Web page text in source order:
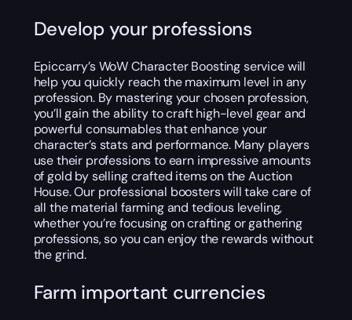
Develop your professions
Epiccarry’s WoW Character Boosting service will
help you quickly reach the maximum level in any
profession. By mastering your chosen profession,
you’ll gain the ability to craft high-level gear and
powerful consumables that enhance your
character’s stats and performance. Many players
use their professions to earn impressive amounts
of gold by selling crafted items on the Auction
House. Our professional boosters will take care of
all the material farming and tedious leveling,
whether you’re focusing on crafting or gathering
professions, so you can enjoy the rewards without
the grind.
Farm important currencies